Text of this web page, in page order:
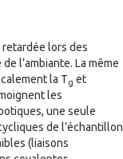
lors des
l’ambiante. La même
la Tg et
les
une seule
de l’échantillon
(liaisons